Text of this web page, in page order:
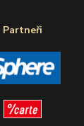
Partneři